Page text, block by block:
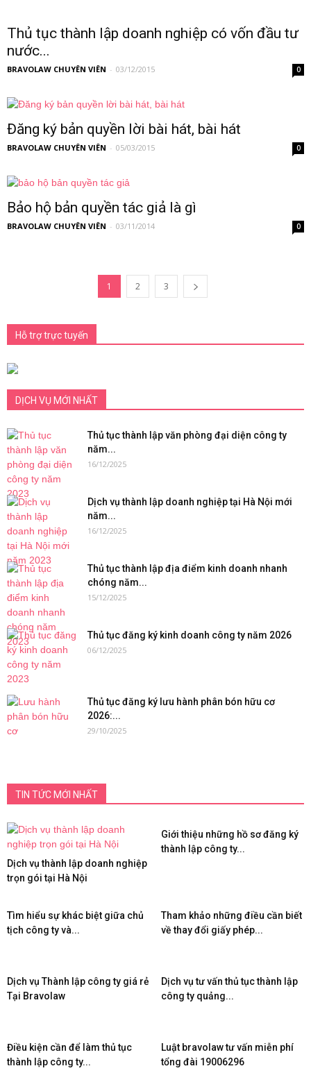
Thủ tục thành lập doanh nghiệp có vốn đầu tư
nước...
BRAVOLAW CHUYÊN VIÊN - 03/12/2015 0
Đăng ký bản quyền lời bài hát, bài hát
BRAVOLAW CHUYÊN VIÊN - 05/03/2015 0
Bảo hộ bản quyền tác giả là gì
BRAVOLAW CHUYÊN VIÊN - 03/11/2014 0
1 2 3
Hỗ trợ trực tuyến
DỊCH VỤ MỚI NHẤT
Thủ tục thành lập văn phòng đại diện công ty
năm...
16/12/2025
Dịch vụ thành lập doanh nghiệp tại Hà Nội mới
năm...
16/12/2025
Thủ tục thành lập địa điểm kinh doanh nhanh
chóng năm...
15/12/2025
Thủ tục đăng ký kinh doanh công ty năm 2026
06/12/2025
Thủ tục đăng ký lưu hành phân bón hữu cơ
2026:...
29/10/2025
TIN TỨC MỚI NHẤT
Dịch vụ thành lập doanh nghiệp
trọn gói tại Hà Nội
Giới thiệu những hồ sơ đăng ký
thành lập công ty...
Tìm hiểu sự khác biệt giữa chủ
tịch công ty và...
Tham khảo những điều cần biết
về thay đổi giấy phép...
Dịch vụ Thành lập công ty giá rẻ
Tại Bravolaw
Dịch vụ tư vấn thủ tục thành lập
công ty quảng...
Điều kiện cần để làm thủ tục
thành lập công ty...
Luật bravolaw tư vấn miễn phí
tổng đài 19006296